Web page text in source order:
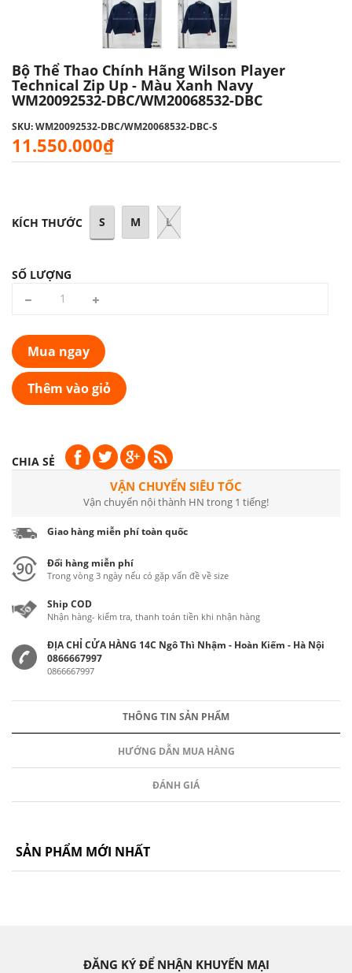
Bộ Thể Thao Chính Hãng Wilson Player
Technical Zip Up - Màu Xanh Navy
WM20092532-DBC/WM20068532-DBC
SKU: WM20092532-DBC/WM20068532-DBC-S
11.550.000₫
KÍCH THƯỚC S M L
SỐ LƯỢNG
Mua ngay
Thêm vào giỏ
CHIA SẺ
VẬN CHUYỂN SIÊU TỐC
Vận chuyển nội thành HN trong 1 tiếng!
Giao hàng miễn phí toàn quốc
Đổi hàng miễn phí
Trong vòng 3 ngày nếu có gặp vấn đề về size
Ship COD
Nhận hàng- kiểm tra, thanh toán tiền khi nhận hàng
ĐỊA CHỈ CỬA HÀNG 14C Ngô Thì Nhậm - Hoàn Kiếm - Hà Nội
0866667997
0866667997
THÔNG TIN SẢN PHẨM
HƯỚNG DẪN MUA HÀNG
ĐÁNH GIÁ
SẢN PHẨM MỚI NHẤT
ĐĂNG KÝ ĐỂ NHẬN KHUYẾN MẠI